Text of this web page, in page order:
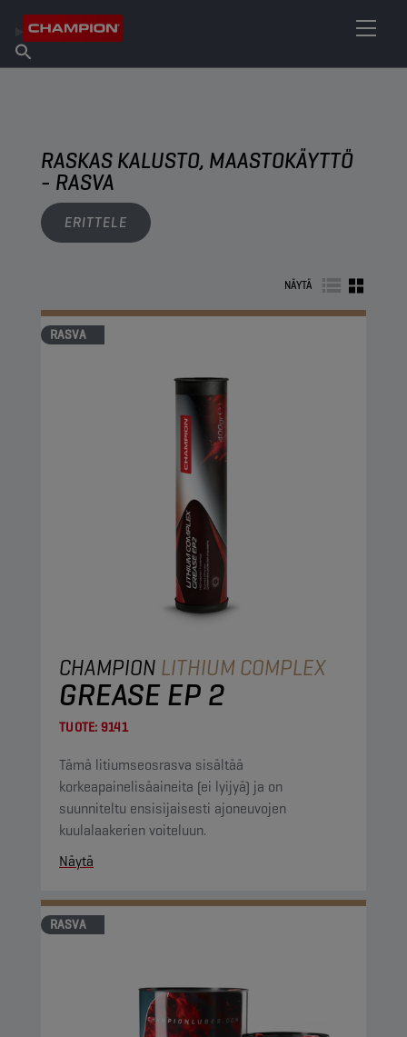
Tietoa Championista
Etsi myyntipiste
RASKAS KALUSTO, MAASTOKÄYTTÖ
- RASVA
ERITTELE
NÄYTÄ
RASVA
CHAMPION LITHIUM COMPLEX
GREASE EP 2
TUOTE: 9141
Tämä litiumseosrasva sisältää
korkeapainelisäaineita (ei lyijyä) ja on
suunniteltu ensisijaisesti ajoneuvojen
kuulalaakerien voiteluun.
Näytä
RASVA